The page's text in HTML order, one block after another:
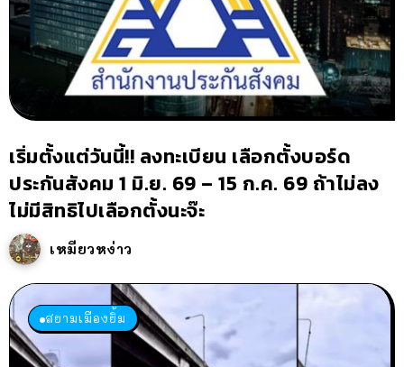
เริ่มตั้งแต่วันนี้!! ลงทะเบียน เลือกตั้งบอร์ด
ประกันสังคม 1 มิ.ย. 69 – 15 ก.ค. 69 ถ้าไม่ลง
ไม่มีสิทธิไปเลือกตั้งนะจ๊ะ
เหมียวหง่าว
สยามเมืองยิ้ม